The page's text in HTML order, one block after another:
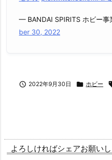
— BANDAI SPIRITS ホビー
ber 30, 2022
 2022年9月30日  ホビー
よろしければシェアお願い